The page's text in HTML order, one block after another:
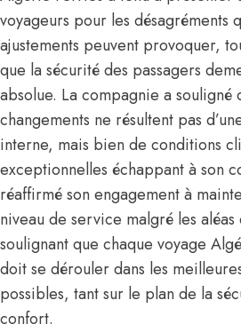
voyageurs pour les désagréments
ajustements peuvent provoquer,
que la sécurité des passagers
absolue. La compagnie a souligné
changements ne résultent pas
interne, mais bien de conditions
exceptionnelles échappant à son
réaffirmé son engagement à
niveau de service malgré les aléas
soulignant que chaque voyage
doit se dérouler dans les
possibles, tant sur le plan de la
confort.